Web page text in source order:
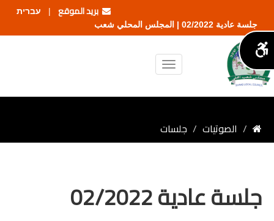
بريد الموقع | עברית
جلسة عادية 02/2022 | المجلس المحلي شعب
الصوتيات جلسات
جلسة عادية 02/2022